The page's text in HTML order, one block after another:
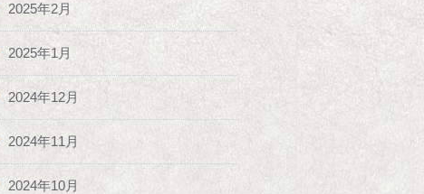
2025年2月
2025年1月
2024年12月
2024年11月
2024年10月